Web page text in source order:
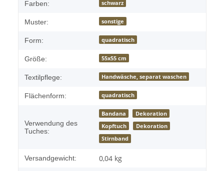
Farben: schwarz
Muster: sonstige
Form: quadratisch
Größe: 55x55 cm
Textilpflege: Handwäsche, separat waschen
Flächenform: quadratisch
Verwendung des
Tuches:
Bandana
Dekoration
Kopftuch
Dekoration
Stirnband
Versandgewicht: 0,04 kg